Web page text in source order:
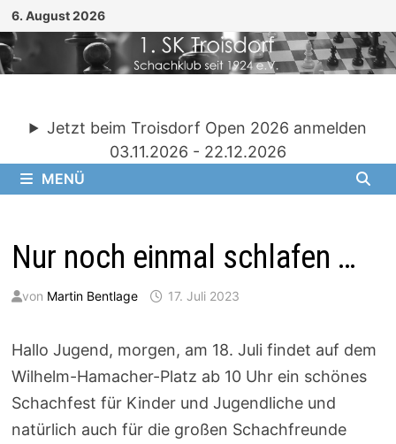
Zum
Inhalt
springen
6. August 2026
Jetzt beim Troisdorf Open 2026 anmelden
03.11.2026 - 22.12.2026
MENÜ
Nur noch einmal schlafen …
von Martin Bentlage 17. Juli 2023
Hallo Jugend, morgen, am 18. Juli findet auf dem
Wilhelm-Hamacher-Platz ab 10 Uhr ein schönes
Schachfest für Kinder und Jugendliche und
natürlich auch für die großen Schachfreunde